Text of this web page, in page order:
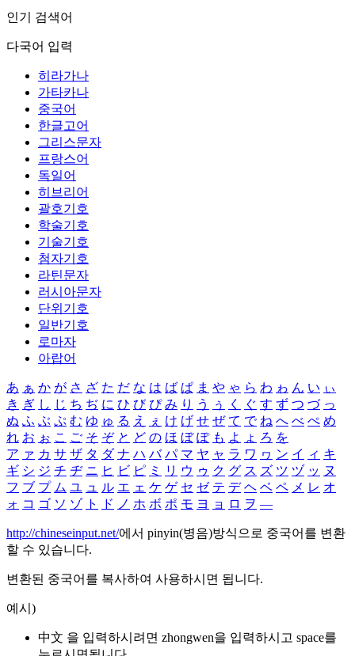
인기 검색어
다국어 입력
히라가나
가타카나
중국어
한글고어
그리스문자
프랑스어
독일어
히브리어
괄호기호
학술기호
기술기호
첨자기호
라틴문자
러시아문자
단위기호
일반기호
로마자
아랍어
あ ぁ か が さ ざ た だ な は ば ぱ ま や ゃ ら わ ゎ ん い ぃ
き ぎ し じ ち ぢ に ひ び ぴ み り う ぅ く ぐ す ず つ づ っ
ぬ ふ ぶ ぷ む ゆ ゅ る え ぇ け げ せ ぜ て で ね へ べ ぺ め
れ お ぉ こ ご そ ぞ と ど の ほ ぼ ぽ も よ ょ ろ を
ア ァ カ サ ザ タ ダ ナ ハ バ パ マ ヤ ャ ラ ワ ヮ ン イ ィ キ
ギ シ ジ チ ヂ ニ ヒ ビ ピ ミ リ ウ ゥ ク グ ス ズ ツ ヅ ッ ヌ
フ ブ プ ム ユ ュ ル エ ェ ケ ゲ セ ゼ テ デ ヘ ベ ペ メ レ オ
ォ コ ゴ ソ ゾ ト ド ノ ホ ボ ポ モ ヨ ョ ロ ヲ ―
http://chineseinput.net/에서 pinyin(병음)방식으로 중국어를 변환
할 수 있습니다.
변환된 중국어를 복사하여 사용하시면 됩니다.
예시)
中文 을 입력하시려면 zhongwen을 입력하시고 space를